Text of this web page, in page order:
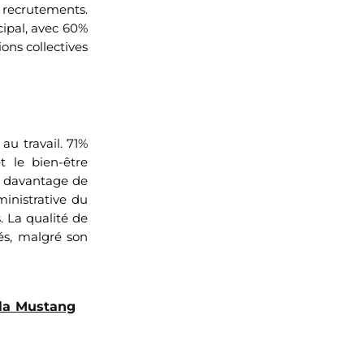
avec 60%
collectives
travail. 71%
le bien-être
davantage de
du
La qualité de
malgré son
Mustang